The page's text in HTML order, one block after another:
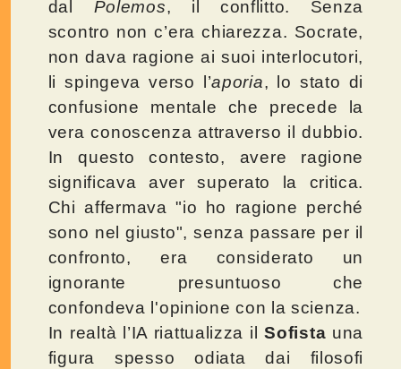
dal Polemos, il conflitto. Senza
scontro non c’era chiarezza. Socrate,
non dava ragione ai suoi interlocutori,
li spingeva verso l’aporia, lo stato di
confusione mentale che precede la
vera conoscenza attraverso il dubbio.
In questo contesto, avere ragione
significava aver superato la critica.
Chi affermava "io ho ragione perché
sono nel giusto", senza passare per il
confronto, era considerato un
ignorante presuntuoso che
confondeva l'opinione con la scienza.
In realtà l’IA riattualizza ilSofista una
figura spesso odiata dai filosofi